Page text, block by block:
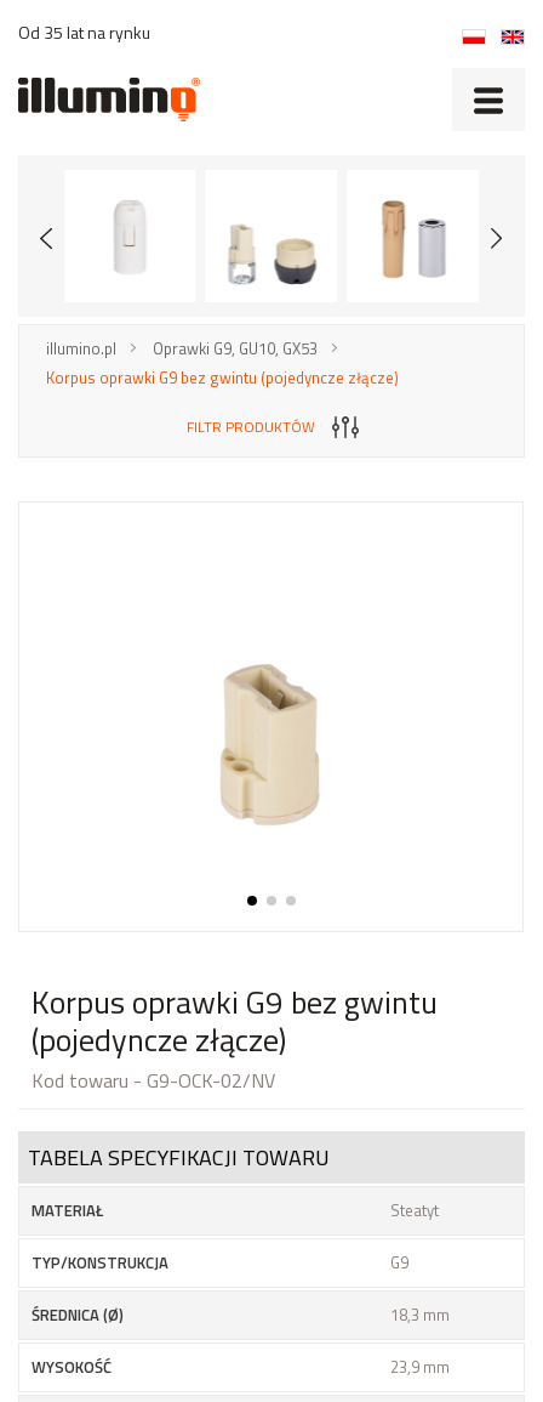
Od 35 lat na rynku
illumino.pl
Oprawki G9, GU10, GX53
Korpus oprawki G9 bez gwintu (pojedyncze złącze)
FILTR PRODUKTÓW
Korpus oprawki G9 bez gwintu
(pojedyncze złącze)
Kod towaru - G9-OCK-02/NV
TABELA SPECYFIKACJI TOWARU
MATERIAŁ Steatyt
TYP/KONSTRUKCJA G9
ŚREDNICA (Ø) 18,3 mm
WYSOKOŚĆ 23,9 mm